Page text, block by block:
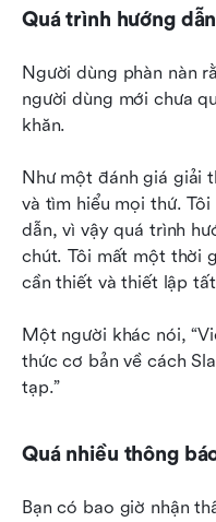
Quá trình hướng
Người dùng phàn nàn
người dùng mới chưa
khăn.
Như một đánh giá giải
và tìm hiểu mọi thứ.
dẫn, vì vậy quá trình
chút. Tôi mất một thời
cần thiết và thiết lập tất
Một người khác nói,
thức cơ bản về cách
tạp.”
Quá nhiều thông
Bạn có bao giờ nhận